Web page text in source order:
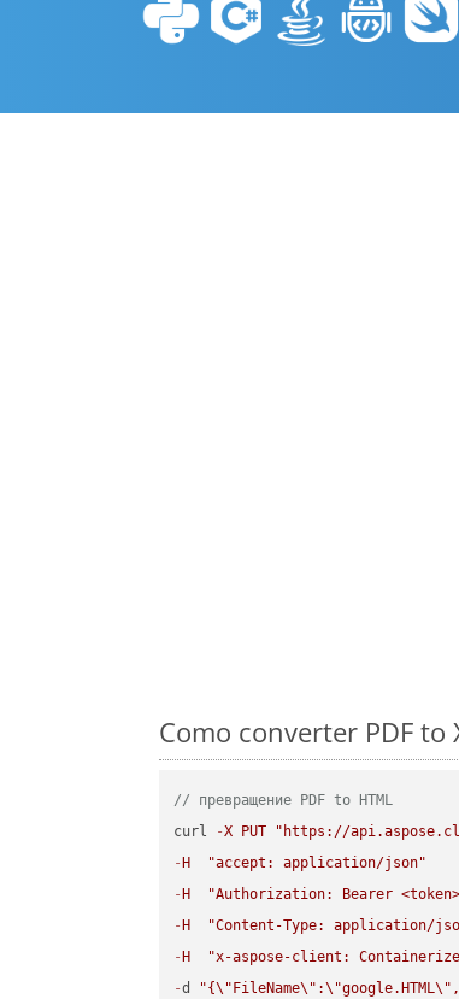
Como converter PDF to
// превращение PDF to HTML
curl
-X PUT
"https://
- H
"accept: application/json"
- H
"Authorization: Bearer
- H
"Content-Type: application/
- H
"x-aspose-client:
-d "{\" FileName\" :\"google.HTML\" ,